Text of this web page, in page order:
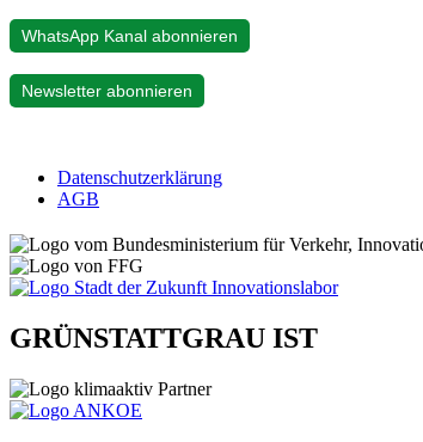
WhatsApp Kanal abonnieren
Newsletter abonnieren
Datenschutzerklärung
AGB
GRÜNSTATTGRAU IST